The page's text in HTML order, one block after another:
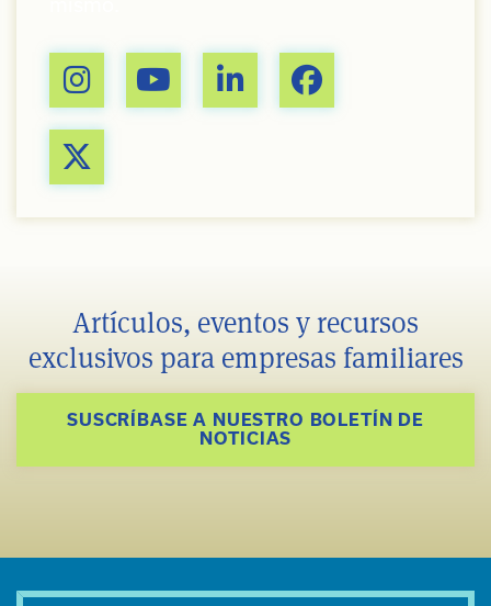
Artículos, eventos y recursos
exclusivos para empresas familiares
SUSCRÍBASE A NUESTRO BOLETÍN DE
NOTICIAS